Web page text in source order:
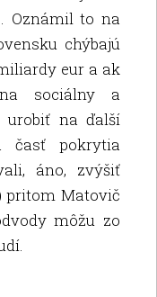
Oznámil to na
chýbajú
eur a ak
sociálny a
urobiť na ďalší
časť pokrytia
áno, zvýšiť
pritom Matovič
môžu zo